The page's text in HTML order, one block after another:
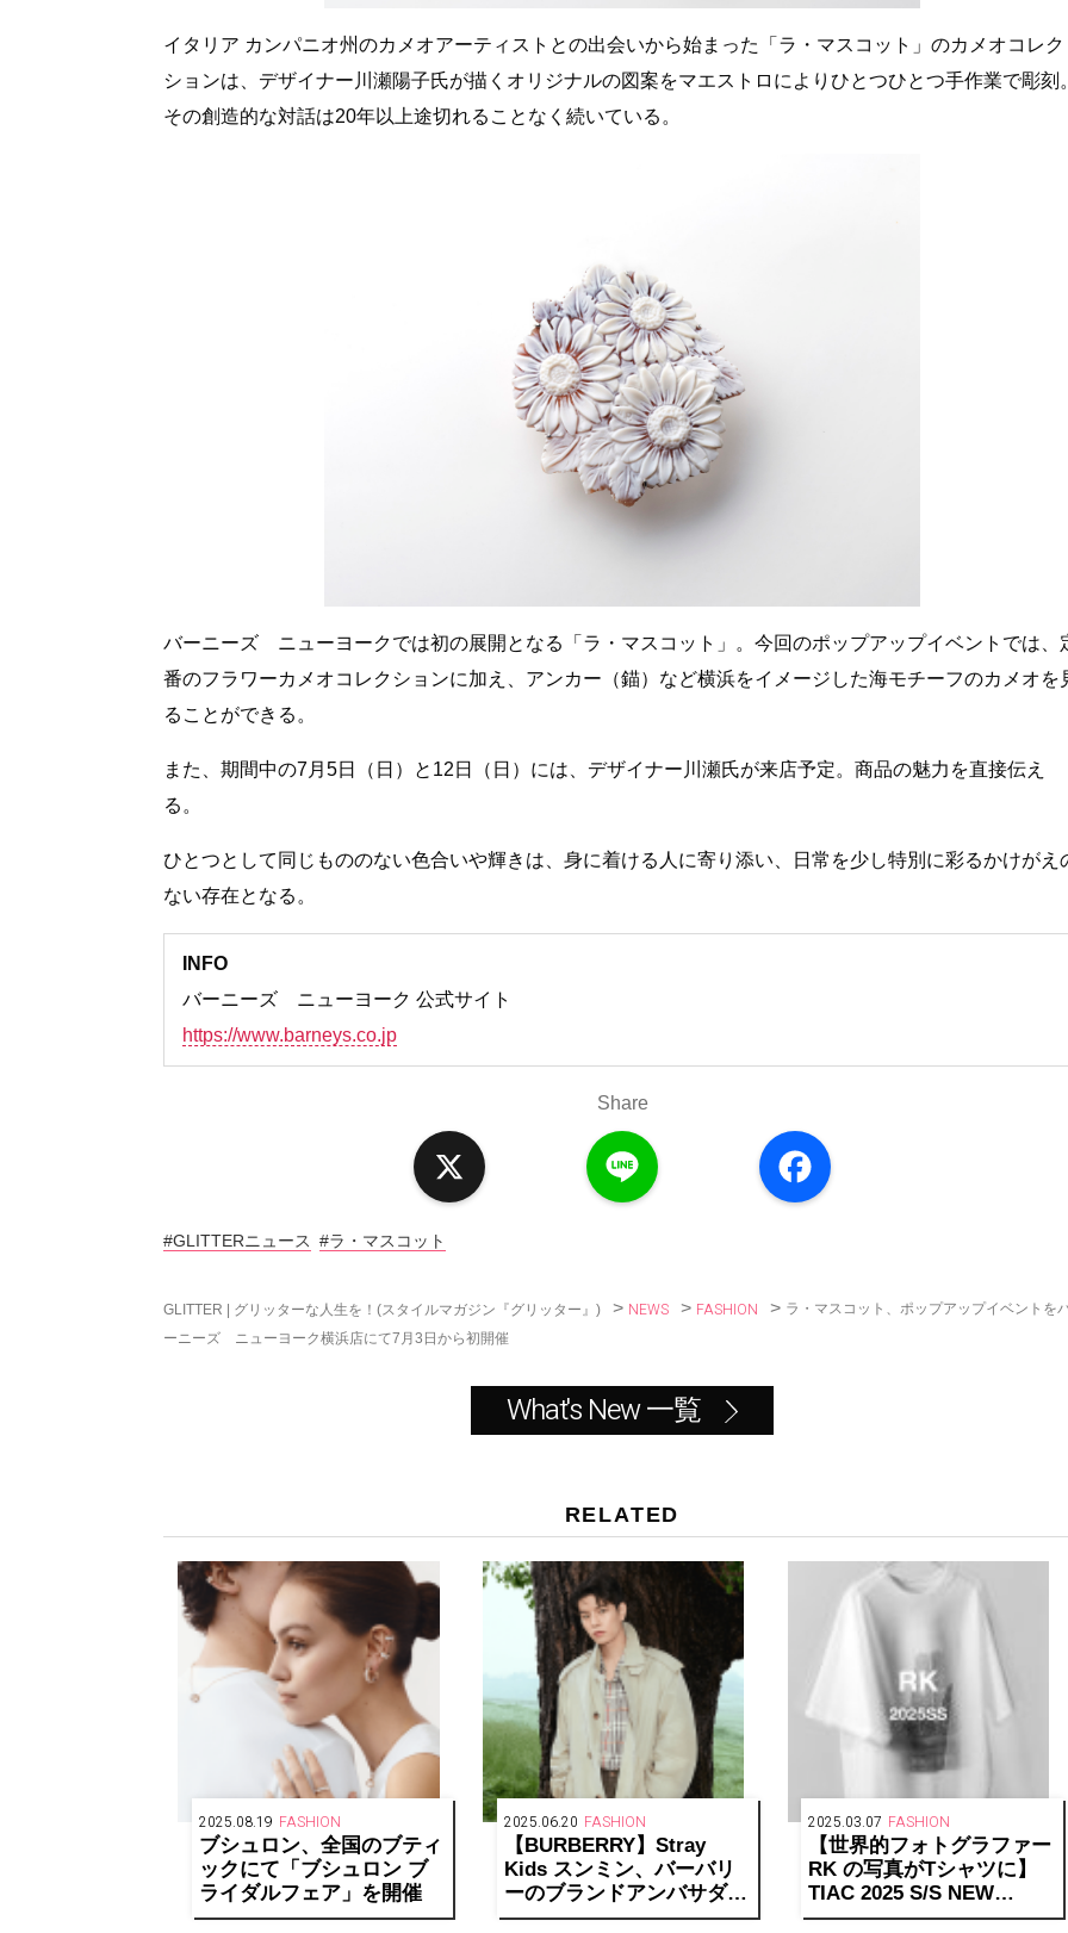
イタリア カンパニオ州のカメオアーティストとの出会いから始まった「ラ・マスコット」のカメオコレク
ションは、デザイナー川瀬陽子氏が描くオリジナルの図案をマエストロによりひとつひとつ手作業で彫刻。
その創造的な対話は20年以上途切れることなく続いている。
バーニーズ ニューヨークでは初の展開となる「ラ・マスコット」。今回のポップアップイベントでは、
番のフラワーカメオコレクションに加え、アンカー（錨）など横浜をイメージした海モチーフのカメオを
ることができる。
また、期間中の7月5日（日）と12日（日）には、デザイナー川瀬氏が来店予定。商品の魅力を直接伝え
る。
ひとつとして同じもののない色合いや輝きは、身に着ける人に寄り添い、日常を少し特別に彩るかけがえ
ない存在となる。
INFO
バーニーズ ニューヨーク 公式サイト
https://www.barneys.co.jp
Share
#GLITTERニュース #ラ・マスコット
GLITTER | グリッターな人生を！(スタイルマガジン『グリッター』) > NEWS > FASHION > ラ・マスコット、ポップアップイベントを
ーニーズ ニューヨーク横浜店にて7月3日から初開催
What's New 一覧
RELATED
2025.08.19 FASHION
ブシュロン、全国のブティ
ックにて「ブシュロン ブ
ライダルフェア」を開催
2025.06.20 FASHION
【BURBERRY】Stray
Kids スンミン、バーバリ
ーのブランドアンバサダー
に就任
2025.03.07 FASHION
【世界的フォトグラファー
RK の写真がTシャツに】
TIAC 2025 S/S NEW
COLLECTION